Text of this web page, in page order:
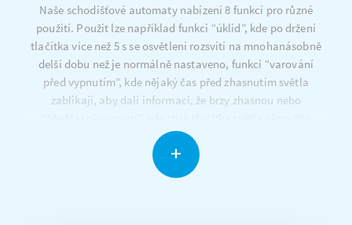
Naše schodišťové automaty nabízení 8 funkcí pro různé
použití. Použít lze například funkci “úklid”, kde po držení
tlačítka více než 5 s se osvětlení rozsvítí na mnohanásobně
delší dobu než je normálně nastaveno, funkci “varování
před vypnutím”, kde nějaký čas před zhasnutím světla
zablikají, aby dali informaci, že brzy zhasnou nebo
zhasne.